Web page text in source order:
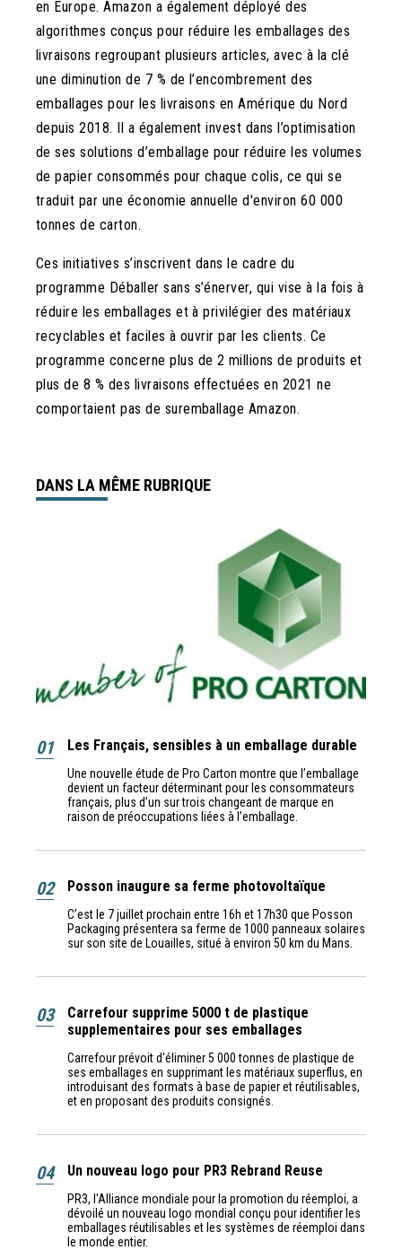
en Europe. Amazon a également déployé des
algorithmes conçus pour réduire les emballages des
livraisons regroupant plusieurs articles, avec à la clé
une diminution de 7 % de l’encombrement des
emballages pour les livraisons en Amérique du Nord
depuis 2018. Il a également invest dans l’optimisation
de ses solutions d’emballage pour réduire les volumes
de papier consommés pour chaque colis, ce qui se
traduit par une économie annuelle d'environ 60 000
tonnes de carton.
Ces initiatives s’inscrivent dans le cadre du
programme Déballer sans s’énerver, qui vise à la fois à
réduire les emballages et à privilégier des matériaux
recyclables et faciles à ouvrir par les clients. Ce
programme concerne plus de 2 millions de produits et
plus de 8 % des livraisons effectuées en 2021 ne
comportaient pas de suremballage Amazon.
DANS LA MÊME RUBRIQUE
01 Les Français, sensibles à un emballage durable
Une nouvelle étude de Pro Carton montre que l’emballage
devient un facteur déterminant pour les consommateurs
français, plus d’un sur trois changeant de marque en
raison de préoccupations liées à l’emballage.
02 Posson inaugure sa ferme photovoltaïque
C’est le 7 juillet prochain entre 16h et 17h30 que Posson
Packaging présentera sa ferme de 1000 panneaux solaires
sur son site de Louailles, situé à environ 50 km du Mans.
03
Carrefour supprime 5000 t de plastique
supplementaires pour ses emballages
Carrefour prévoit d'éliminer 5 000 tonnes de plastique de
ses emballages en supprimant les matériaux superflus, en
introduisant des formats à base de papier et réutilisables,
et en proposant des produits consignés.
04 Un nouveau logo pour PR3 Rebrand Reuse
PR3, l'Alliance mondiale pour la promotion du réemploi, a
dévoilé un nouveau logo mondial conçu pour identifier les
emballages réutilisables et les systèmes de réemploi dans
le monde entier.